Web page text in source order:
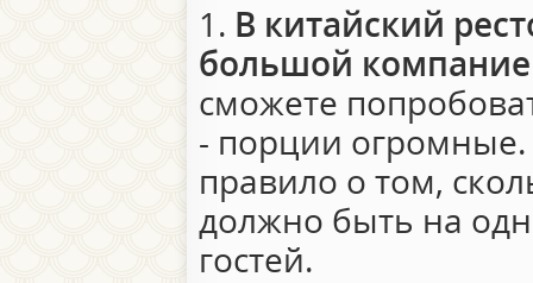
1. В китайский
большой
сможете
- порции огромные.
правило о том,
должно быть на
гостей.